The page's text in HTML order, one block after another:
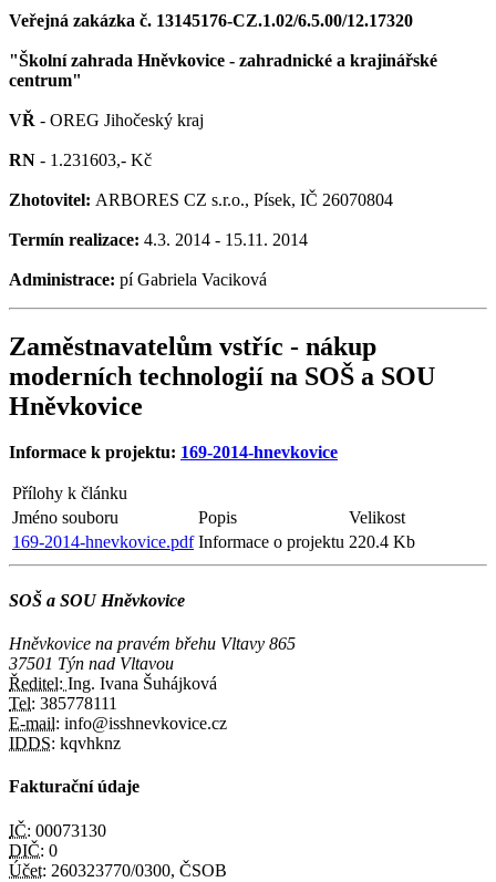
Veřejná zakázka č. 13145176-CZ.1.02/6.5.00/12.17320
"Školní zahrada Hněvkovice - zahradnické a krajinářské
centrum"
VŘ - OREG Jihočeský kraj
RN - 1.231603,- Kč
Zhotovitel: ARBORES CZ s.r.o., Písek, IČ 26070804
Termín realizace: 4.3. 2014 - 15.11. 2014
Administrace: pí Gabriela Vaciková
Zaměstnavatelům vstříc - nákup
moderních technologií na SOŠ a SOU
Hněvkovice
Informace k projektu: 169-2014-hnevkovice
Přílohy k článku
Jméno souboru
Popis
Velikost
169-2014-hnevkovice.pdf Informace o projektu 220.4 Kb
SOŠ a SOU Hněvkovice
Hněvkovice na pravém břehu Vltavy 865
37501 Týn nad Vltavou
Ředitel: Ing. Ivana Šuhájková
Tel: 385778111
E-mail: info@isshnevkovice.cz
IDDS: kqvhknz
Fakturační údaje
IČ: 00073130
DIČ: 0
Účet: 260323770/0300, ČSOB